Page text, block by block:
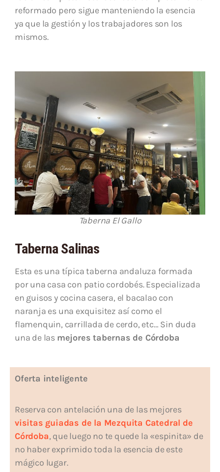
reformado pero sigue manteniendo la esencia
ya que la gestión y los trabajadores son los
mismos.
Taberna El Gallo
Taberna Salinas
Esta es una típica taberna andaluza formada
por una casa con patio cordobés. Especializada
en guisos y cocina casera, el bacalao con
naranja es una exquisitez así como el
flamenquin, carrillada de cerdo, etc… Sin duda
una de las mejores tabernas de Córdoba
Oferta inteligente
Reserva con antelación una de las mejores
visitas guiadas de la Mezquita Catedral de
Córdoba, que luego no te quede la «espinita» de
no haber exprimido toda la esencia de este
mágico lugar.